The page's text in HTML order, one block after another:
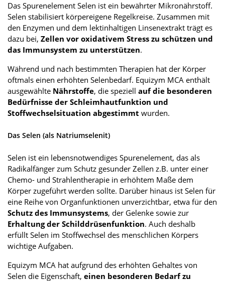
Das Spurenelement Selen ist ein bewährter Mikronährstoff.
Selen stabilisiert körpereigene Regelkreise. Zusammen mit
den Enzymen und dem lektinhaltigen Linsenextrakt trägt es
dazu bei, Zellen vor oxidativem Stress zu schützen und
das Immunsystem zu unterstützen.
Während und nach bestimmten Therapien hat der Körper
oftmals einen erhöhten Selenbedarf. Equizym MCA enthält
ausgewählte Nährstoffe, die speziell auf die besonderen
Bedürfnisse der Schleimhautfunktion und
Stoffwechselsituation abgestimmt wurden.
Das Selen (als Natriumselenit)
Selen ist ein lebensnotwendiges Spurenelement, das als
Radikalfänger zum Schutz gesunder Zellen z.B. unter einer
Chemo- und Strahlentherapie in erhöhtem Maße dem
Körper zugeführt werden sollte. Darüber hinaus ist Selen für
eine Reihe von Organfunktionen unverzichtbar, etwa für den
Schutz des Immunsystems, der Gelenke sowie zur
Erhaltung der Schilddrüsenfunktion. Auch deshalb
erfüllt Selen im Stoffwechsel des menschlichen Körpers
wichtige Aufgaben.
Equizym MCA hat aufgrund des erhöhten Gehaltes von
Selen die Eigenschaft, einen besonderen Bedarf zu